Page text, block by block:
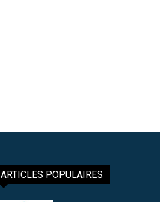
ARTICLES POPULAIRES